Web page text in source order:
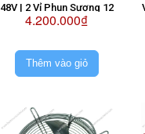
48V | 2 Vỉ Phun Sương 12
Mắt + Nguồn Tổ Ong Sài 2
4.200.000₫
Thêm vào giỏ